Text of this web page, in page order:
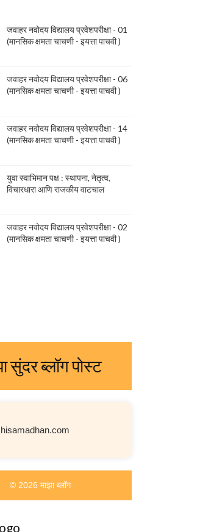
जवाहर नवोदय विद्यालय प्रवेशपरीक्षा - 01
(मानसिक क्षमता चाचणी - इयत्ता पाचवी )
जवाहर नवोदय विद्यालय प्रवेशपरीक्षा - 06
(मानसिक क्षमता चाचणी - इयत्ता पाचवी )
जवाहर नवोदय विद्यालय प्रवेशपरीक्षा - 14
(मानसिक क्षमता चाचणी - इयत्ता पाचवी )
युवा स्वाभिमान पक्ष : स्थापना, नेतृत्व,
विचारधारा आणि राजकीय वाटचाल
जवाहर नवोदय विद्यालय प्रवेशपरीक्षा - 02
(मानसिक क्षमता चाचणी - इयत्ता पाचवी )
सुंदर ब्लॉग पोस्ट
© 2026 माझा ब्लॉग